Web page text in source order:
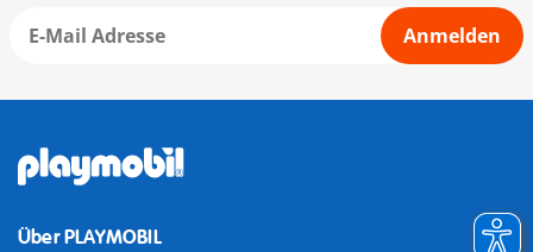
Anmelden
Über PLAYMOBIL